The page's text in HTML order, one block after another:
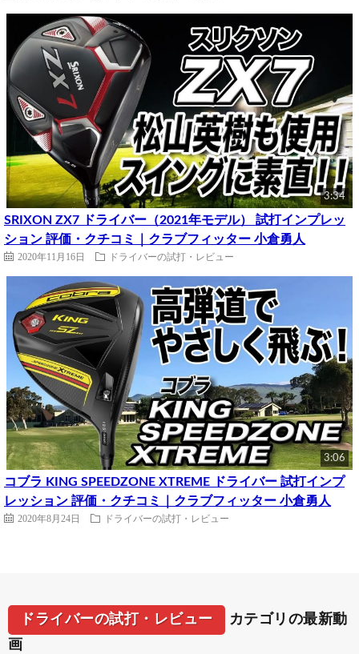
3:34
SRIXON ZX7 ドライバー（2021年モデル） 試打インプレッ
ション 評価・クチコミ｜クラブフィッター 小倉勇人
2020年11月16日 ドライバーの試打・レビュー
3:06
コブラ KING SPEEDZONE XTREME ドライバー 試打インプ
レッション 評価・クチコミ｜クラブフィッター 小倉勇人
2020年8月24日 ドライバーの試打・レビュー
ドライバーの試打・レビュー
カテゴリの最新動
画